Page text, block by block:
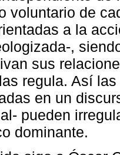
voluntario de
a la
,
sus
regula. Así
en un
pueden
dominante.